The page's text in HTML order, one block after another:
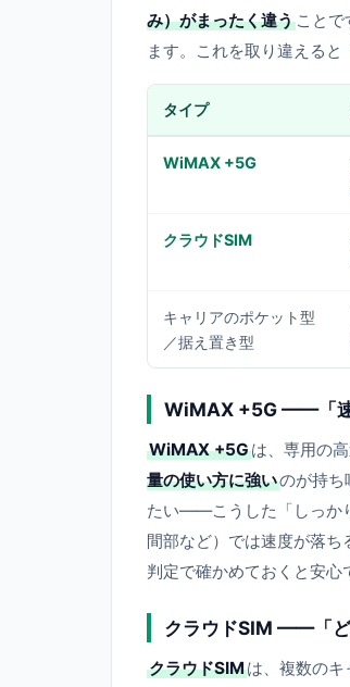
み）がまったく違う こと
ます。これを取り違える
タイプ
WiMAX +5G
クラウドSIM
キャリアのポケット型
／据え置き型
WiMAX +5G ——「速
WiMAX +5Gは、専用の
量の使い方に強いのが持ち
たい——こうした「しっか
間部など）では速度が落
判定で確かめておくと安心
クラウドSIM ——「ど
クラウドSIMは、複数の